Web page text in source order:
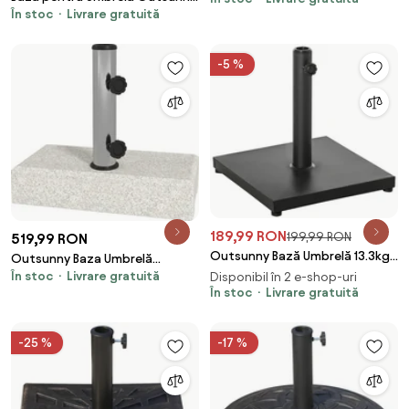
pentru Stalpi cu Φ35mm,
În stoc Livrare gratuită
Negru | Aosom Romania
519,99 RON
Outsunny Baza Umbrelă
Gradină 25kg Granit Oțel
În stoc Livrare gratuită
-5 %
189,99 RON199,99 RON
Outsunny Bază Umbrelă 13.3kg,
Ciment, Postament Lucios
pentru Umbrelă Grădină, Negru
Disponibil în 2 e-shop-uri
În stoc
Livrare gratuită
-25 % -17 %